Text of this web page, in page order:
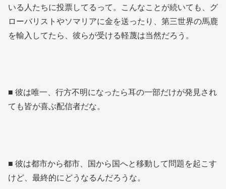
いる人たちに投票してるって。こんなことが続いても、グ
ローバリストやソマリアに金を送ったり、第三世界の馬鹿
を輸入してたら、彼らが受ける軽蔑は当然だろう。
■ 彼は唯一、行方不明になったら耳の一部だけが発見され
ても皆が喜ぶ配信者だな。
■ 彼は都市から都市、国から国へと移動して問題を起こす
けど、最終的にどうなるんだろうな。